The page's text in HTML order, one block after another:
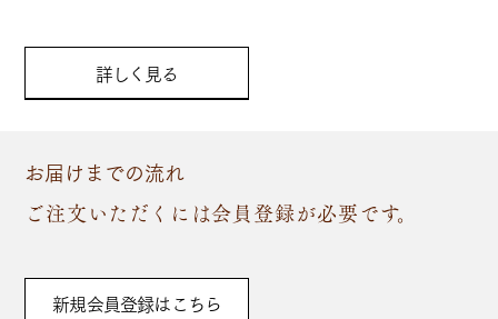
詳しく見る
お届けまでの流れ
ご注文いただくには会員登録が必要です。
新規会員登録はこちら